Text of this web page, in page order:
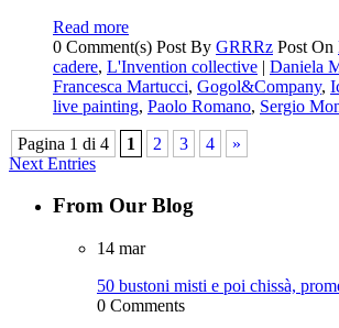
Read more
0 Comment(s) Post By GRRRz Post On
cadere, L'Invention collective | Daniela
Francesca Martucci, Gogol&Company,
live painting, Paolo Romano, Sergio
Pagina 1 di 4
1 2 3 4
»
Next Entries
From Our Blog
14 mar
50 bustoni misti e poi chissà,
0 Comments